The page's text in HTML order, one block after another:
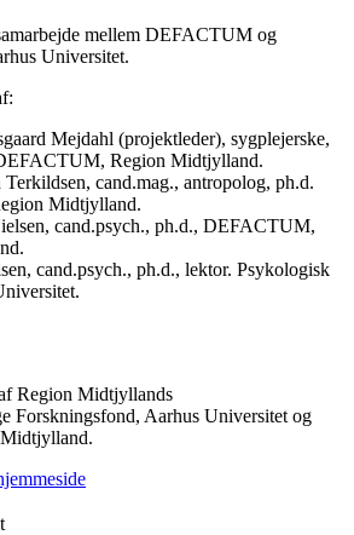
mellem DEFACTUM og
Universitet.
Mejdahl (projektleder), sygplejerske,
Region Midtjylland.
cand.mag., antropolog, ph.d.
Midtjylland.
cand.psych., ph.d., DEFACTUM,
cand.psych., ph.d., lektor. Psykologisk
Region Midtjyllands
Forskningsfond, Aarhus Universitet og